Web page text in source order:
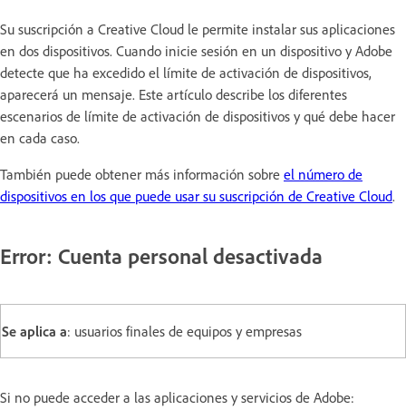
Su suscripción a Creative Cloud le permite instalar sus aplicaciones
en dos dispositivos. Cuando inicie sesión en un dispositivo y Adobe
detecte que ha excedido el límite de activación de dispositivos,
aparecerá un mensaje. Este artículo describe los diferentes
escenarios de límite de activación de dispositivos y qué debe hacer
en cada caso.
También puede obtener más información sobre el número de
dispositivos en los que puede usar su suscripción de Creative Cloud.
Error: Cuenta personal desactivada
Se aplica a: usuarios finales de equipos y empresas
Si no puede acceder a las aplicaciones y servicios de Adobe: